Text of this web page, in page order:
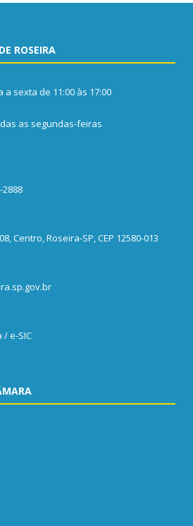
ROSEIRA
sexta de 11:00 às 17:00
as segundas-feiras
2888
Centro, Roseira-SP, CEP 12580-013
/ e-SIC